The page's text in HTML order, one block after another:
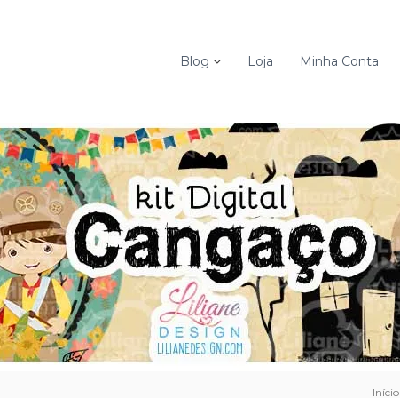
Blog Loja Minha Conta
Início